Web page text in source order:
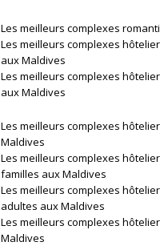
Les meilleurs complexes
Les meilleurs complexes
aux Maldives
Les meilleurs complexes
aux Maldives
Les meilleurs complexes
Maldives
Les meilleurs complexes
familles aux Maldives
Les meilleurs complexes
adultes aux Maldives
Les meilleurs complexes
Maldives